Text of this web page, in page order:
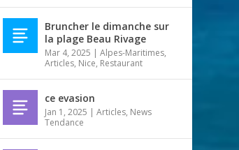
Bruncher le dimanche sur
la plage Beau Rivage
Mar 4, 2025 |Alpes-Maritimes,
Articles, Nice, Restaurant
ce evasion
Jan 1, 2025 |Articles, News
Tendance